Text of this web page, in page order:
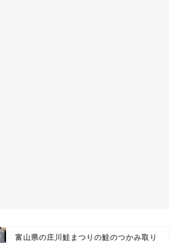
富山県の庄川鮭まつりの鮭のつかみ取り